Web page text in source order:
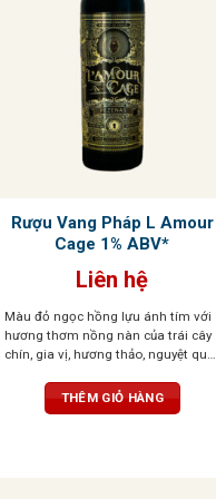
Rượu Vang Pháp L Amour
Cage 1% ABV*
Liên hệ
Màu đỏ ngọc hồng lựu ánh tím với
hương thơm nồng nàn của trái cây
chín, gia vị, hương thảo, nguyệt quế,
tinh tế, tròn trịa, bền bỉ và tannin
mượt mà.
THÊM GIỎ HÀNG